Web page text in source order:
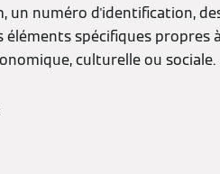
un numéro d'identification,
spécifiques propres
culturelle ou sociale.